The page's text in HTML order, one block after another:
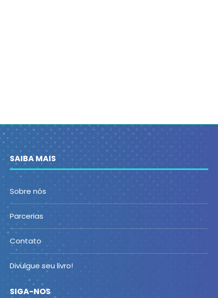
SAIBA MAIS
Sobre nós
Parcerias
Contato
Divulgue seu livro!
SIGA-NOS